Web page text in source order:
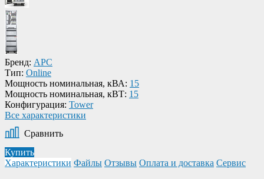
Бренд: APC
Тип: Online
Мощность номинальная, кВА: 15
Мощность номинальная, кВТ: 15
Конфигурация: Tower
Все характеристики
Сравнить
Купить
Характеристики Файлы Отзывы Оплата и доставка Сервис